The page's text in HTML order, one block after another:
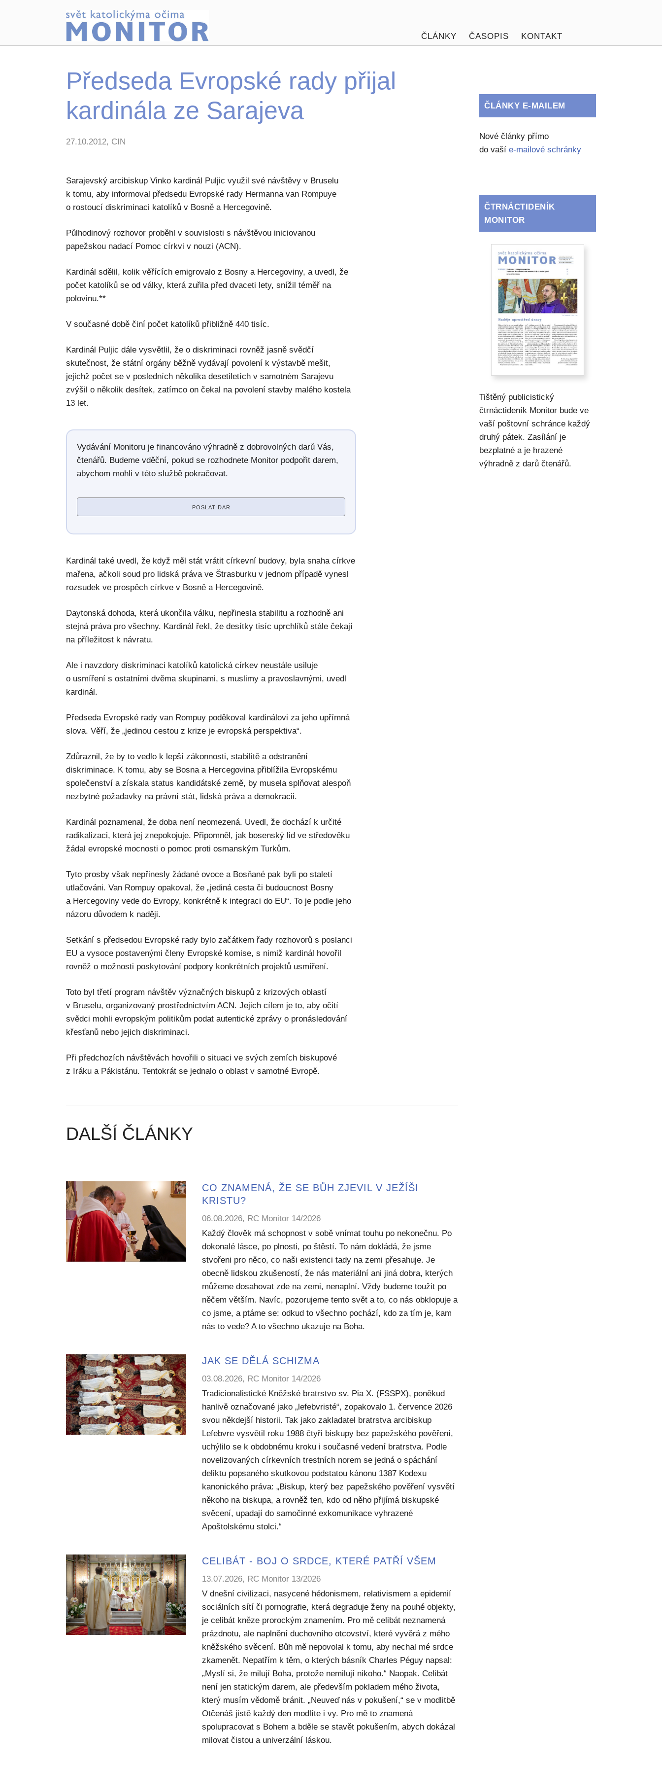
ČLÁNKY ČASOPIS KONTAKT
Předseda Evropské rady přijal
kardinála ze Sarajeva
27.10.2012, CIN
Sarajevský arcibiskup Vinko kardinál Puljic využil své návštěvy v Bruselu
k tomu, aby informoval předsedu Evropské rady Hermanna van Rompuye
o rostoucí diskriminaci katolíků v Bosně a Hercegovině.
Půlhodinový rozhovor proběhl v souvislosti s návštěvou iniciovanou
papežskou nadací Pomoc církvi v nouzi (ACN).
Kardinál sdělil, kolik věřících emigrovalo z Bosny a Hercegoviny, a uvedl, že
počet katolíků se od války, která zuřila před dvaceti lety, snížil téměř na
polovinu.**
V současné době činí počet katolíků přibližně 440 tisíc.
Kardinál Puljic dále vysvětlil, že o diskriminaci rovněž jasně svědčí
skutečnost, že státní orgány běžně vydávají povolení k výstavbě mešit,
jejichž počet se v posledních několika desetiletích v samotném Sarajevu
zvýšil o několik desítek, zatímco on čekal na povolení stavby malého kostela
13 let.
Vydávání Monitoru je financováno výhradně z dobrovolných darů Vás,
čtenářů. Budeme vděční, pokud se rozhodnete Monitor podpořit darem,
abychom mohli v této službě pokračovat.
POSLAT DAR
Kardinál také uvedl, že když měl stát vrátit církevní budovy, byla snaha církve
mařena, ačkoli soud pro lidská práva ve Štrasburku v jednom případě vynesl
rozsudek ve prospěch církve v Bosně a Hercegovině.
Daytonská dohoda, která ukončila válku, nepřinesla stabilitu a rozhodně ani
stejná práva pro všechny. Kardinál řekl, že desítky tisíc uprchlíků stále čekají
na příležitost k návratu.
Ale i navzdory diskriminaci katolíků katolická církev neustále usiluje
o usmíření s ostatními dvěma skupinami, s muslimy a pravoslavnými, uvedl
kardinál.
Předseda Evropské rady van Rompuy poděkoval kardinálovi za jeho upřímná
slova. Věří, že „jedinou cestou z krize je evropská perspektiva“.
Zdůraznil, že by to vedlo k lepší zákonnosti, stabilitě a odstranění
diskriminace. K tomu, aby se Bosna a Hercegovina přiblížila Evropskému
společenství a získala status kandidátské země, by musela splňovat alespoň
nezbytné požadavky na právní stát, lidská práva a demokracii.
Kardinál poznamenal, že doba není neomezená. Uvedl, že dochází k určité
radikalizaci, která jej znepokojuje. Připomněl, jak bosenský lid ve středověku
žádal evropské mocnosti o pomoc proti osmanským Turkům.
Tyto prosby však nepřinesly žádané ovoce a Bosňané pak byli po staletí
utlačováni. Van Rompuy opakoval, že „jediná cesta či budoucnost Bosny
a Hercegoviny vede do Evropy, konkrétně k integraci do EU“. To je podle jeho
názoru důvodem k naději.
Setkání s předsedou Evropské rady bylo začátkem řady rozhovorů s poslanci
EU a vysoce postavenými členy Evropské komise, s nimiž kardinál hovořil
rovněž o možnosti poskytování podpory konkrétních projektů usmíření.
Toto byl třetí program návštěv význačných biskupů z krizových oblastí
v Bruselu, organizovaný prostřednictvím ACN. Jejich cílem je to, aby očití
svědci mohli evropským politikům podat autentické zprávy o pronásledování
křesťanů nebo jejich diskriminaci.
Při předchozích návštěvách hovořili o situaci ve svých zemích biskupové
z Iráku a Pákistánu. Tentokrát se jednalo o oblast v samotné Evropě.
DALŠÍ ČLÁNKY
CO ZNAMENÁ, ŽE SE BŮH ZJEVIL V JEŽÍŠI
KRISTU?
06.08.2026, RC Monitor 14/2026
Každý člověk má schopnost v sobě vnímat touhu po nekonečnu. Po
dokonalé lásce, po plnosti, po štěstí. To nám dokládá, že jsme
stvořeni pro něco, co naši existenci tady na zemi přesahuje. Je
obecně lidskou zkušeností, že nás materiální ani jiná dobra, kterých
můžeme dosahovat zde na zemi, nenaplní. Vždy budeme toužit po
něčem větším. Navíc, pozorujeme tento svět a to, co nás obklopuje a
co jsme, a ptáme se: odkud to všechno pochází, kdo za tím je, kam
nás to vede? A to všechno ukazuje na Boha.
JAK SE DĚLÁ SCHIZMA
03.08.2026, RC Monitor 14/2026
Tradicionalistické Kněžské bratrstvo sv. Pia X. (FSSPX), poněkud
hanlivě označované jako „lefebvristé“, zopakovalo 1. července 2026
svou někdejší historii. Tak jako zakladatel bratrstva arcibiskup
Lefebvre vysvětil roku 1988 čtyři biskupy bez papežského pověření,
uchýlilo se k obdobnému kroku i současné vedení bratrstva. Podle
novelizovaných církevních trestních norem se jedná o spáchání
deliktu popsaného skutkovou podstatou kánonu 1387 Kodexu
kanonického práva: „Biskup, který bez papežského pověření vysvětí
někoho na biskupa, a rovněž ten, kdo od něho přijímá biskupské
svěcení, upadají do samočinné exkomunikace vyhrazené
Apoštolskému stolci.“
CELIBÁT - BOJ O SRDCE, KTERÉ PATŘÍ VŠEM
13.07.2026, RC Monitor 13/2026
V dnešní civilizaci, nasycené hédonismem, relativismem a epidemií
sociálních sítí či pornografie, která degraduje ženy na pouhé objekty,
je celibát kněze prorockým znamením. Pro mě celibát neznamená
prázdnotu, ale naplnění duchovního otcovství, které vyvěrá z mého
kněžského svěcení. Bůh mě nepovolal k tomu, aby nechal mé srdce
zkamenět. Nepatřím k těm, o kterých básník Charles Péguy napsal:
„Myslí si, že milují Boha, protože nemilují nikoho.“ Naopak. Celibát
není jen statickým darem, ale především pokladem mého života,
který musím vědomě bránit. „Neuveď nás v pokušení,“ se v modlitbě
Otčenáš jistě každý den modlíte i vy. Pro mě to znamená
spolupracovat s Bohem a bděle se stavět pokušením, abych dokázal
milovat čistou a univerzální láskou.
ČLÁNKY E-MAILEM
Nové články přímo
do vašíe-mailové schránky
ČTRNÁCTIDENÍK
MONITOR
Tištěný publicistický
čtrnáctideník Monitor bude ve
vaší poštovní schránce každý
druhý pátek. Zasílání je
bezplatné a je hrazené
výhradně z darů čtenářů.